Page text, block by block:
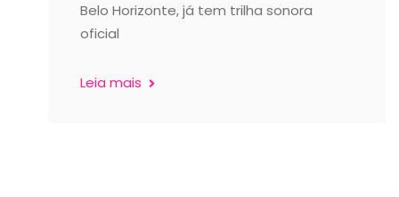
Belo Horizonte, já tem trilha sonora
oficial
Leia mais